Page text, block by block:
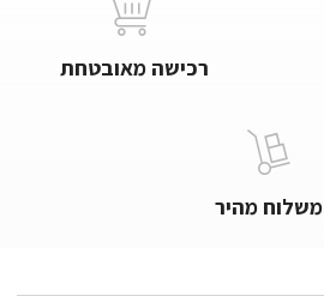
רכישה מאובטחת
משלוח מהיר